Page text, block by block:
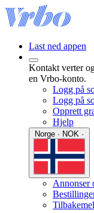
Last ned appen
Kontakt verter
en Vrbo-konto.
Logg på
Logg på
Opprett
Hjelp
Annonser